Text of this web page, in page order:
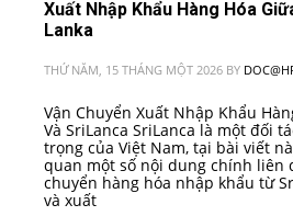
Xuất Nhập Khẩu Hàng Hóa
Lanka
THỨ NĂM, 15 THÁNG MỘT 2026 BY
Vận Chuyển Xuất Nhập Khẩu
Và SriLanca SriLanca là một đối
trọng của Việt Nam, tại bài viết
quan một số nội dung chính liên
chuyển hàng hóa nhập khẩu từ
và xuất